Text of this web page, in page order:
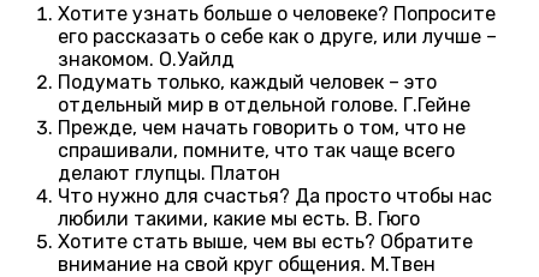
Хотите узнать больше о человеке? Попросите
его рассказать о себе как о друге, или лучше –
знакомом. О.Уайлд
Подумать только, каждый человек – это
отдельный мир в отдельной голове. Г.Гейне
Прежде, чем начать говорить о том, что не
спрашивали, помните, что так чаще всего
делают глупцы. Платон
Что нужно для счастья? Да просто чтобы нас
любили такими, какие мы есть. В. Гюго
Хотите стать выше, чем вы есть? Обратите
внимание на свой круг общения. М.Твен